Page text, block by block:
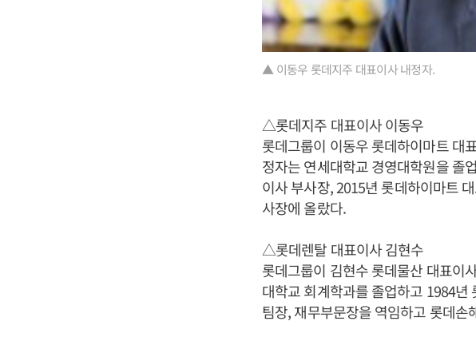
▲ 이동우 롯데지주 대표이사 내정자.
△롯데지주 대표이사 이동우
롯데그룹이 이동우 롯데하이마트 대
정자는 연세대학교 경영대학원을 졸
이사 부사장, 2015년 롯데하이마트
사장에 올랐다.
△롯데렌탈 대표이사 김현수
롯데그룹이 김현수 롯데물산 대표이
대학교 회계학과를 졸업하고 1984년
팀장, 재무부문장을 역임하고 롯데